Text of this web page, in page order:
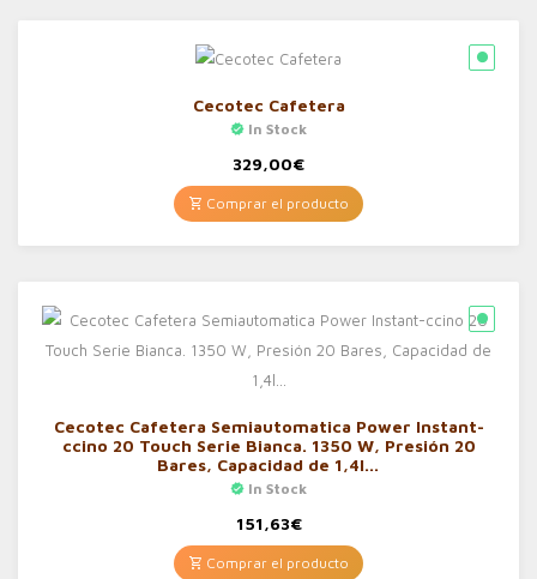
Cecotec Cafetera
In Stock
329,00€
Comprar el producto
Cecotec Cafetera Semiautomatica Power Instant-
ccino 20 Touch Serie Bianca. 1350 W, Presión 20
Bares, Capacidad de 1,4l…
In Stock
151,63€
Comprar el producto